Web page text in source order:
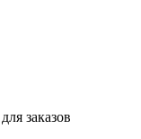
заказов